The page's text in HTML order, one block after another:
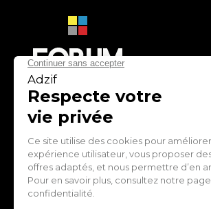
contact@adzif.biz
ZI de Cantimpré Avenue de
l'Europe CS60014
59400 CAMBRAI - FRANCE